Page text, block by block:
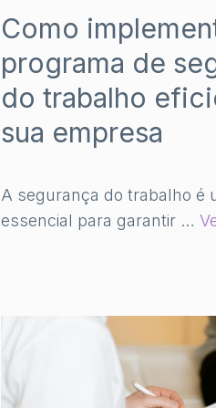
Como
programa de
do trabalho
sua empresa
A segurança do trabalho é
essencial para garantir …